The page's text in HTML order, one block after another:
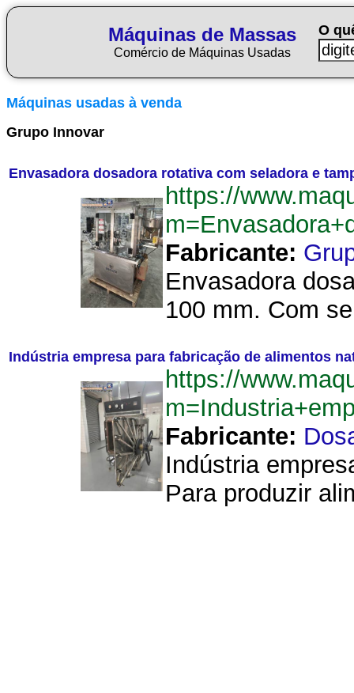
Máquinas de Massas
Comércio de Máquinas Usadas
O
Máquinas usadas à venda
Grupo Innovar
Envasadora dosadora rotativa com seladora e
https://
Fabricante:
Envasadora
100 mm. Com
Indústria empresa para fabricação de alimentos
https://
Fabricante:
Indústria
Para produzir